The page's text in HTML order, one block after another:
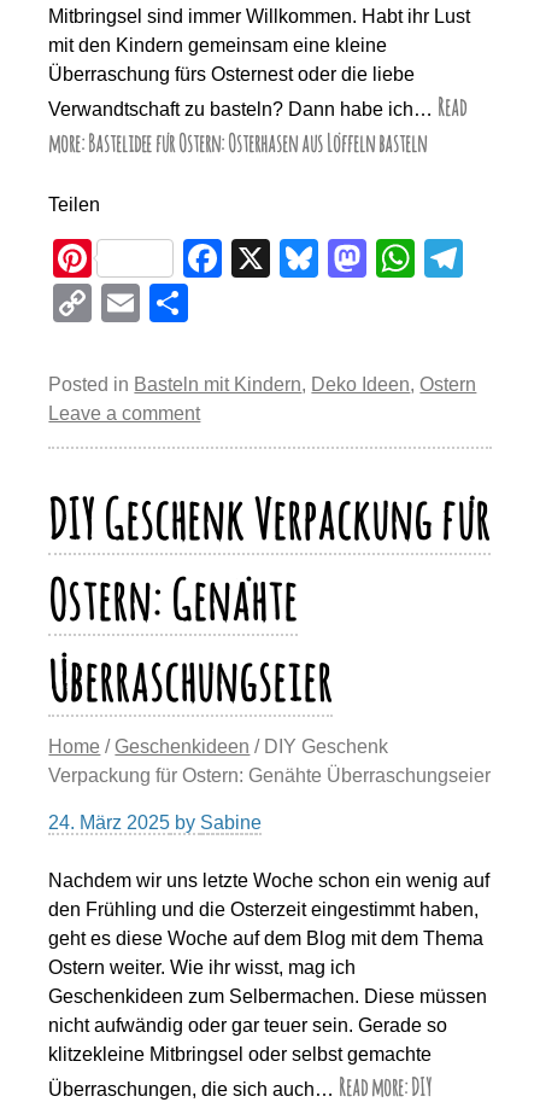
Mitbringsel sind immer Willkommen. Habt ihr Lust
mit den Kindern gemeinsam eine kleine
Überraschung fürs Osternest oder die liebe
Verwandtschaft zu basteln? Dann habe ich… Read
more: Bastelidee für Ostern: Osterhasen aus Löffeln basteln
Teilen
Pi
nt
er
e
st
F
e
o
o
k
X
Bl
sk
M
o
o
n
W
s
p
p
gr
m
C
p
y
Li
n
k
E
ail e
n
Posted in Basteln mit Kindern, Deko Ideen,Ostern
Leave a comment
DIY Geschenk Verpackung für
Ostern: Genähte
Überraschungseier
Home / Geschenkideen / DIY Geschenk
Verpackung für Ostern: Genähte Überraschungseier
24. März 2025 by Sabine
Nachdem wir uns letzte Woche schon ein wenig auf
den Frühling und die Osterzeit eingestimmt haben,
geht es diese Woche auf dem Blog mit dem Thema
Ostern weiter. Wie ihr wisst, mag ich
Geschenkideen zum Selbermachen. Diese müssen
nicht aufwändig oder gar teuer sein. Gerade so
klitzekleine Mitbringsel oder selbst gemachte
Überraschungen, die sich auch… Read more: DIY